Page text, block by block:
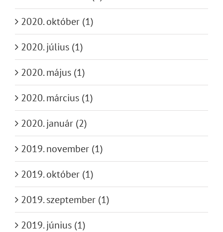
2020. október (1)
2020. július (1)
2020. május (1)
2020. március (1)
2020. január (2)
2019. november (1)
2019. október (1)
2019. szeptember (1)
2019. június (1)